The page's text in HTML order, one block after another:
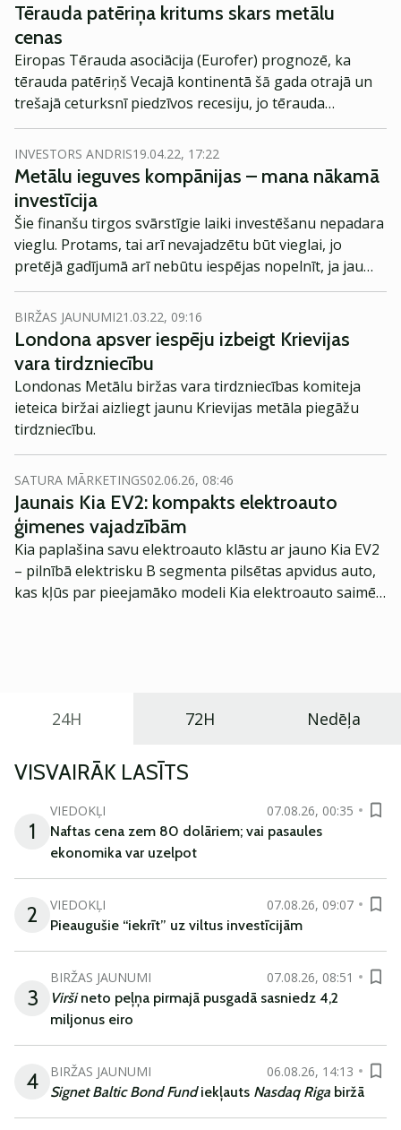
Tērauda patēriņa kritums skars metālu
cenas
Eiropas Tērauda asociācija (Eurofer) prognozē, ka
tērauda patēriņš Vecajā kontinentā šā gada otrajā un
trešajā ceturksnī piedzīvos recesiju, jo tērauda
izmantošanas apjomi rūpniecībā šogad samazinājušies
uz pusi. Biržās reaģē uz šo noskaņojumu, un metālu
cenas krītas.
INVESTORS ANDRIS19.04.22, 17:22
Metālu ieguves kompānijas – mana nākamā
investīcija
Šie finanšu tirgos svārstīgie laiki investēšanu nepadara
vieglu. Protams, tai arī nevajadzētu būt vieglai, jo
pretējā gadījumā arī nebūtu iespējas nopelnīt, ja jau
tas viss būtu tik vienkārši.
BIRŽAS JAUNUMI21.03.22, 09:16
Londona apsver iespēju izbeigt Krievijas
vara tirdzniecību
Londonas Metālu biržas vara tirdzniecības komiteja
ieteica biržai aizliegt jaunu Krievijas metāla piegāžu
tirdzniecību.
SATURA MĀRKETINGS02.06.26, 08:46
Jaunais Kia EV2: kompakts elektroauto
ģimenes vajadzībām
Kia paplašina savu elektroauto klāstu ar jauno Kia EV2
– pilnībā elektrisku B segmenta pilsētas apvidus auto,
kas kļūs par pieejamāko modeli Kia elektroauto saimē
24H 72H Nedēļa
VISVAIRĀK LASĪTS
1
VIEDOKĻI
07.08.26, 00:35
Naftas cena zem 80 dolāriem; vai pasaules
ekonomika var uzelpot
2 VIEDOKĻI
07.08.26, 09:07
Pieaugušie “iekrīt” uz viltus investīcijām
3
BIRŽAS JAUNUMI
07.08.26, 08:51
Viršineto peļņa pirmajā pusgadā sasniedz 4,2
miljonus eiro
4 BIRŽAS JAUNUMI
06.08.26, 14:13
Signet Baltic Bond Fundiekļauts Nasdaq Riga biržā